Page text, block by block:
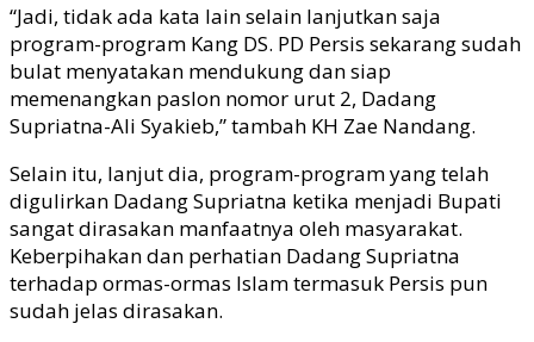
“Jadi, tidak ada kata lain selain lanjutkan saja
program-program Kang DS. PD Persis sekarang sudah
bulat menyatakan mendukung dan siap
memenangkan paslon nomor urut 2, Dadang
Supriatna-Ali Syakieb,” tambah KH Zae Nandang.
Selain itu, lanjut dia, program-program yang telah
digulirkan Dadang Supriatna ketika menjadi Bupati
sangat dirasakan manfaatnya oleh masyarakat.
Keberpihakan dan perhatian Dadang Supriatna
terhadap ormas-ormas Islam termasuk Persis pun
sudah jelas dirasakan.